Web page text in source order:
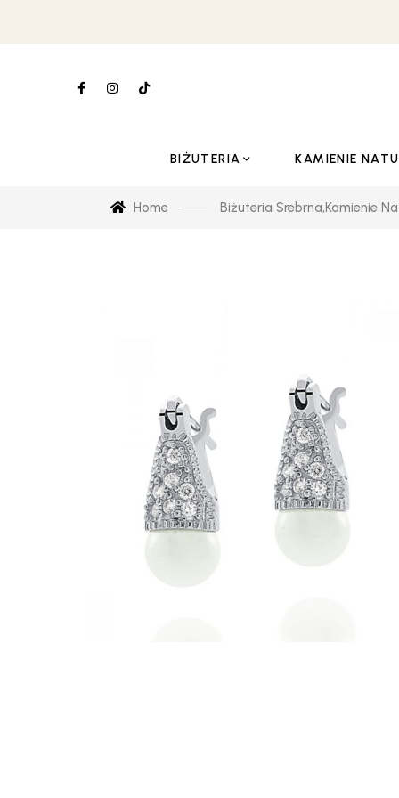
BIŻUTERIA KAMIENIE
Home Biżuteria Srebrna,Kamienie